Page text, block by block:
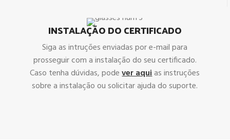
INSTALAÇÃO DO CERTIFICADO
Siga as intruções enviadas por e-mail para
prosseguir com a instalação do seu certificado.
Caso tenha dúvidas, podever aquias instruções
sobre a instalação ou solicitar ajuda do suporte.